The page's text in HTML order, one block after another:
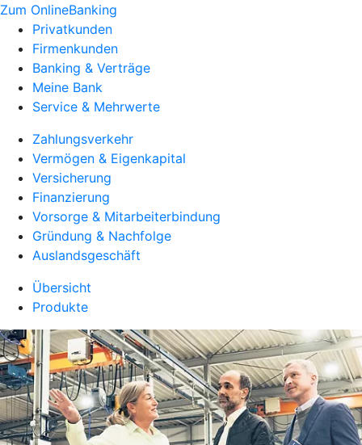
Zum OnlineBanking
Privatkunden
Firmenkunden
Banking & Verträge
Meine Bank
Service & Mehrwerte
Zahlungsverkehr
Vermögen & Eigenkapital
Versicherung
Finanzierung
Vorsorge & Mitarbeiterbindung
Gründung & Nachfolge
Auslandsgeschäft
Übersicht
Produkte